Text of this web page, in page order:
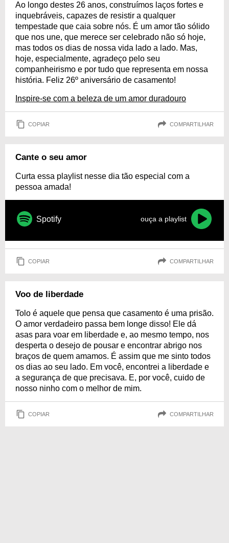
Ao longo destes 26 anos, construímos laços fortes e
inquebráveis, capazes de resistir a qualquer
tempestade que caia sobre nós. É um amor tão sólido
que nos une, que merece ser celebrado não só hoje,
mas todos os dias de nossa vida lado a lado. Mas,
hoje, especialmente, agradeço pelo seu
companheirismo e por tudo que representa em nossa
história. Feliz 26º aniversário de casamento!
Inspire-se com a beleza de um amor duradouro
COPIAR COMPARTILHAR
Cante o seu amor
Curta essa playlist nesse dia tão especial com a
pessoa amada!
Spotify ouça a playlist
COPIAR COMPARTILHAR
Voo de liberdade
Tolo é aquele que pensa que casamento é uma prisão.
O amor verdadeiro passa bem longe disso! Ele dá
asas para voar em liberdade e, ao mesmo tempo, nos
desperta o desejo de pousar e encontrar abrigo nos
braços de quem amamos. É assim que me sinto todos
os dias ao seu lado. Em você, encontrei a liberdade e
a segurança de que precisava. E, por você, cuido de
nosso ninho com o melhor de mim.
COPIAR COMPARTILHAR